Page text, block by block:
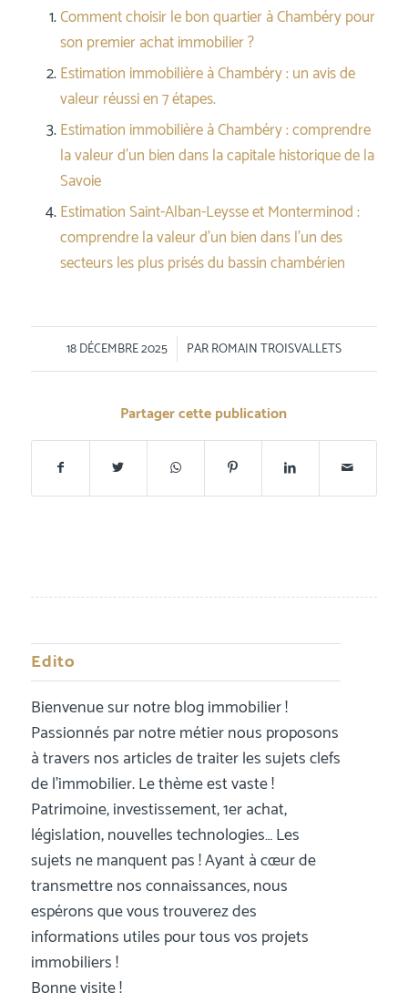
Comment choisir le bon quartier à Chambéry pour
son premier achat immobilier ?
Estimation immobilière à Chambéry : un avis de
valeur réussi en 7 étapes.
Estimation immobilière à Chambéry : comprendre
la valeur d’un bien dans la capitale historique de la
Savoie
Estimation Saint-Alban-Leysse et Monterminod :
comprendre la valeur d’un bien dans l’un des
secteurs les plus prisés du bassin chambérien
18 DÉCEMBRE 2025
/ PARROMAIN TROISVALLETS
Partager cette publication
Edito
Bienvenue sur notre blog immobilier !
Passionnés par notre métier nous proposons
à travers nos articles de traiter les sujets clefs
de l’immobilier. Le thème est vaste !
Patrimoine, investissement, 1er achat,
législation, nouvelles technologies… Les
sujets ne manquent pas ! Ayant à cœur de
transmettre nos connaissances, nous
espérons que vous trouverez des
informations utiles pour tous vos projets
immobiliers !
Bonne visite !